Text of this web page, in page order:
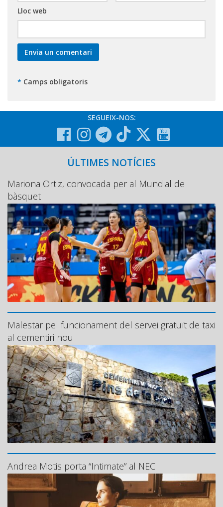
Lloc web
* Camps obligatoris
SEGUEIX-NOS:
ÚLTIMES NOTÍCIES
Mariona Ortiz, convocada per al Mundial de
bàsquet
Malestar pel funcionament del servei gratuït de taxi
al cementiri nou
Andrea Motis porta “Intimate” al NEC